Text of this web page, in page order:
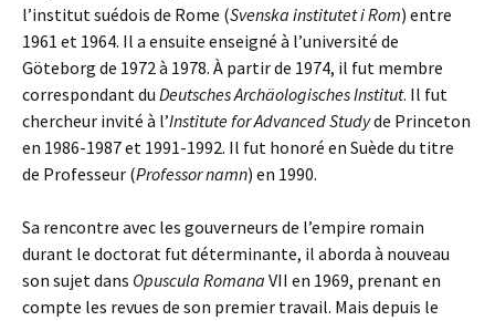
l’institut suédois de Rome (Svenska institutet i Rom) entre
1961 et 1964. Il a ensuite enseigné à l’université de
Göteborg de 1972 à 1978. À partir de 1974, il fut membre
correspondant du Deutsches Archäologisches Institut. Il fut
chercheur invité à l’Institute for Advanced Studyde Princeton
en 1986-1987 et 1991-1992. Il fut honoré en Suède du titre
de Professeur (Professor namn) en 1990.
Sa rencontre avec les gouverneurs de l’empire romain
durant le doctorat fut déterminante, il aborda à nouveau
son sujet dans Opuscula Romana VII en 1969, prenant en
compte les revues de son premier travail. Mais depuis le